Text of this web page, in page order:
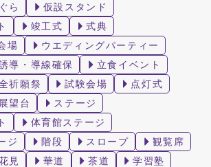
ら
仮設スタンド
竣工式
式典
場
ウエディングパーティー
導・導線確保
立食イベント
祈願祭 試験会場
点灯式
展望台
ステージ
体育館ステージ
ジ
階段 スロープ
観覧席
見 華道 茶道
学習塾